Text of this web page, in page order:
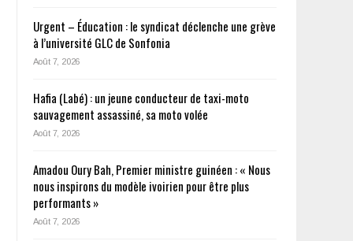
Urgent – Éducation : le syndicat déclenche une grève
à l’université GLC de Sonfonia
Août 7, 2026
Hafia (Labé) : un jeune conducteur de taxi-moto
sauvagement assassiné, sa moto volée
Août 7, 2026
Amadou Oury Bah, Premier ministre guinéen : « Nous
nous inspirons du modèle ivoirien pour être plus
performants »
Août 7, 2026